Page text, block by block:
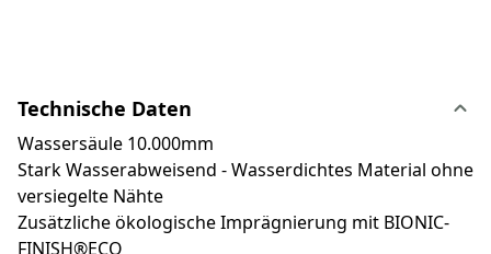
Technische Daten
Wassersäule 10.000mm
Stark Wasserabweisend - Wasserdichtes Material ohne
versiegelte Nähte
Zusätzliche ökologische Imprägnierung mit BIONIC-
FINISH®ECO